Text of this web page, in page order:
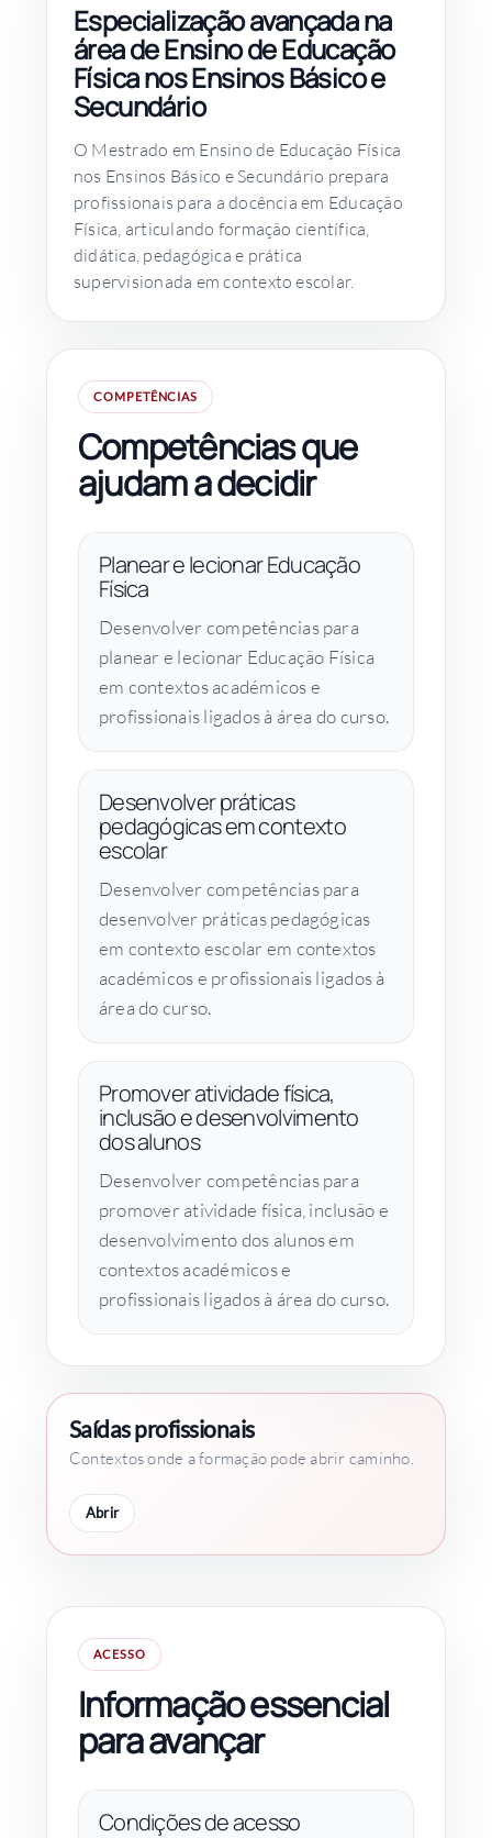
Especialização avançada na
área de Ensino de Educação
Física nos Ensinos Básico e
Secundário
O Mestrado em Ensino de Educação Física
nos Ensinos Básico e Secundário prepara
profissionais para a docência em Educação
Física, articulando formação científica,
didática, pedagógica e prática
supervisionada em contexto escolar.
COMPETÊNCIAS
Competências que
ajudam a decidir
Planear e lecionar Educação
Física
Desenvolver competências para
planear e lecionar Educação Física
em contextos académicos e
profissionais ligados à área do curso.
Desenvolver práticas
pedagógicas em contexto
escolar
Desenvolver competências para
desenvolver práticas pedagógicas
em contexto escolar em contextos
académicos e profissionais ligados à
área do curso.
Promover atividade física,
inclusão e desenvolvimento
dos alunos
Desenvolver competências para
promover atividade física, inclusão e
desenvolvimento dos alunos em
contextos académicos e
profissionais ligados à área do curso.
Saídas profissionais
Contextos onde a formação pode abrir caminho.
Abrir
ACESSO
Informação essencial
para avançar
Condições de acesso